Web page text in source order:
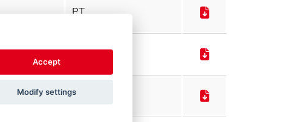
PT
PT
Accept
Modify settings